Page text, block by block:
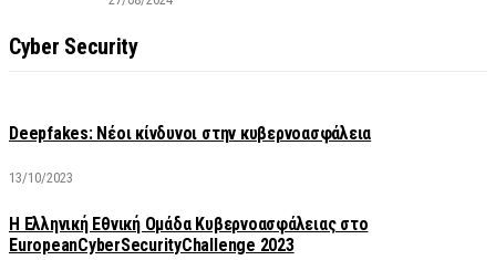
Cyber Security
Deepfakes: Νέοι κίνδυνοι στην κυβερνοασφάλεια
13/10/2023
Η Ελληνική Εθνική Ομάδα Κυβερνοασφάλειας στο
EuropeanCyberSecurityChallenge 2023